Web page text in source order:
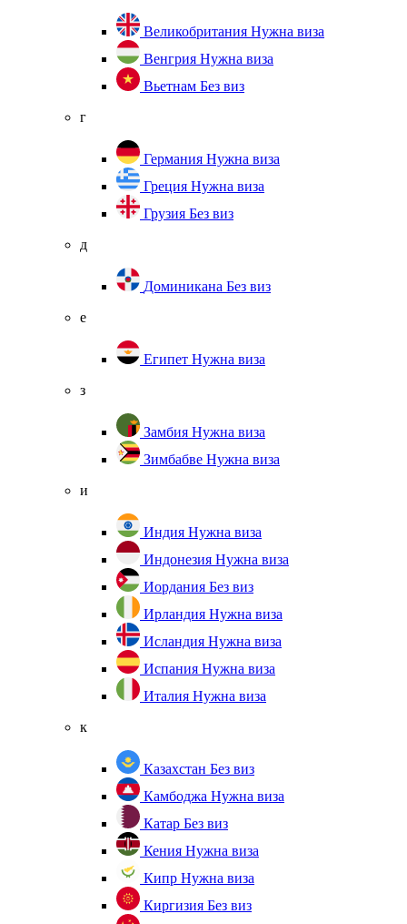
Великобритания Нужна виза
Венгрия Нужна виза
Вьетнам Без виз
г
Германия Нужна виза
Греция Нужна виза
Грузия Без виз
д
Доминикана Без виз
е
Египет Нужна виза
з
Замбия Нужна виза
Зимбабве Нужна виза
и
Индия Нужна виза
Индонезия Нужна виза
Иордания Без виз
Ирландия Нужна виза
Исландия Нужна виза
Испания Нужна виза
Италия Нужна виза
к
Казахстан Без виз
Камбоджа Нужна виза
Катар Без виз
Кения Нужна виза
Кипр Нужна виза
Киргизия Без виз